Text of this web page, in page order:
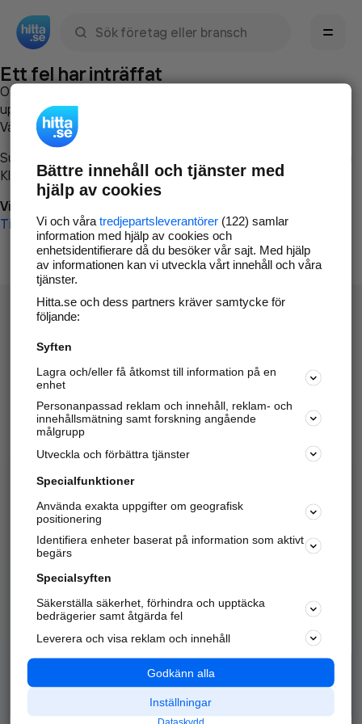
Ett fel har inträffat
Om du vill kan du
uppstod så att vi lättare och snabbare kan avhjälpa det.
Vänligen försök med följande:
Surfa till
Klicka påTillbaka-knappen i webbläsaren och försök igen
Vi beklagar besväret!
Till startsidan
Hitta.se - Gratis nummerupplysning.
Sök företag, personer och platser.
Hitta telefonnummer, adresser, företagsinfo mm.
Marknadsför företaget
Kom igång och annonsera mot
samarbetspartners nära dig.
Alla kategorier
Populära sökningar
API & Kartor
Annonsera
Integritet
Nödnummer
Bättre innehåll och tjänster med
hjälp av cookies
Vi och våra tredjepartsleverantörer(122) samlar
information med hjälp av cookies och
enhetsidentifierare då du besöker vår sajt. Med hjälp
av informationen kan vi utveckla vårt innehåll och våra
tjänster.
Hitta.se och dess partners kräver samtycke för
följande:
Syften
Lagra och/eller få åtkomst till information på en
enhet
Personanpassad reklam och innehåll, reklam- och
innehållsmätning samt forskning angående
målgrupp
Utveckla och förbättra tjänster
Specialfunktioner
Använda exakta uppgifter om geografisk
positionering
Identifiera enheter baserat på information som aktivt
begärs
Specialsyften
Säkerställa säkerhet, förhindra och upptäcka
bedrägerier samt åtgärda fel
Leverera och visa reklam och innehåll
Godkänn alla
Inställningar
Dataskydd